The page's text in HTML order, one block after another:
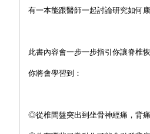
有一本能跟醫師一起討論研究如何
此書內容會一步一步指引你讓脊椎恢
你將會學習到：
◎從椎間盤突出到坐骨神經痛，背